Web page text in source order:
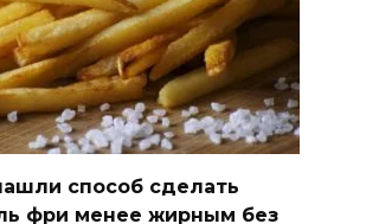
способ сделать
фри менее жирным без